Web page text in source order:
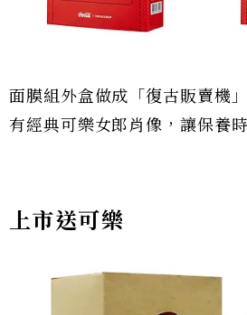
面膜組外盒做成「復古販賣機
有經典可樂女郎肖像，讓保養
上市送可樂